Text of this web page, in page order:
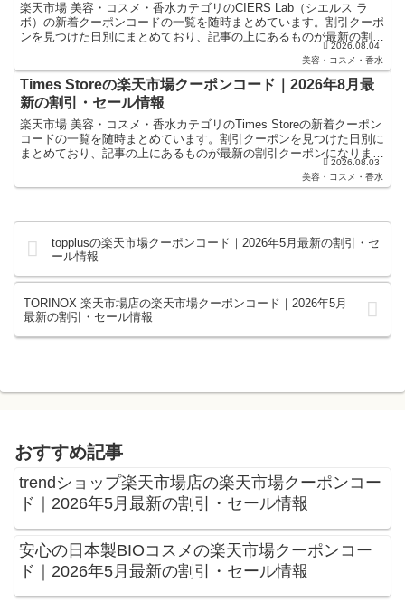
楽天市場 美容・コスメ・香水カテゴリのCIERS Lab（シエルス ラ
ボ）の新着クーポンコードの一覧を随時まとめています。割引クーポ
ンを見つけた日別にまとめており、記事の上にあるものが最新の割引
2026.08.04
美容・コスメ・香水
Times Storeの楽天市場クーポンコード｜2026年8月最
新の割引・セール情報
楽天市場 美容・コスメ・香水カテゴリのTimes Storeの新着クーポン
コードの一覧を随時まとめています。割引クーポンを見つけた日別に
まとめており、記事の上にあるものが最新の割引クーポンになりま
2026.08.03
美容・コスメ・香水
topplusの楽天市場クーポンコード｜2026年5月最新の割引・セ
ール情報
TORINOX 楽天市場店の楽天市場クーポンコード｜2026年5月
最新の割引・セール情報
おすすめ記事
trendショップ楽天市場店の楽天市場クーポンコー
ド｜2026年5月最新の割引・セール情報
安心の日本製BIOコスメの楽天市場クーポンコー
ド｜2026年5月最新の割引・セール情報